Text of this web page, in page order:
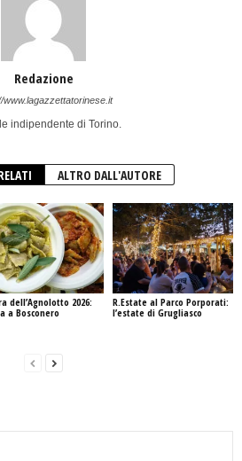
Redazione
www.lagazzettatorinese.it
indipendente di Torino.
ALTRO DALL'AUTORE
dell’Agnolotto 2026:
a Bosconero
R.Estate al Parco Porporati:
l’estate di Grugliasco